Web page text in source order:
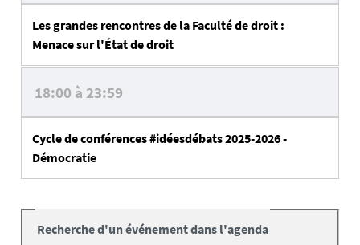
Les grandes rencontres de la Faculté de droit :
Menace sur l'État de droit
18:00 à 23:59
Cycle de conférences #idéesdébats 2025-2026 -
Démocratie
Recherche d'un événement dans l'agenda